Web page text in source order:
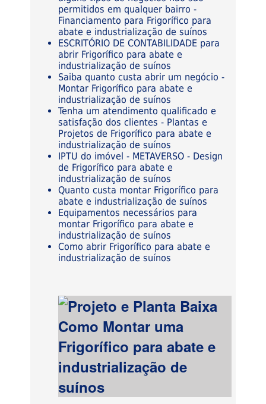
permitidos em qualquer bairro -
Financiamento para Frigorífico para
abate e industrialização de suínos
ESCRITÓRIO DE CONTABILIDADE para
abrir Frigorífico para abate e
industrialização de suínos
Saiba quanto custa abrir um negócio -
Montar Frigorífico para abate e
industrialização de suínos
Tenha um atendimento qualificado e
satisfação dos clientes - Plantas e
Projetos de Frigorífico para abate e
industrialização de suínos
IPTU do imóvel - METAVERSO - Design
de Frigorífico para abate e
industrialização de suínos
Quanto custa montar Frigorífico para
abate e industrialização de suínos
Equipamentos necessários para
montar Frigorífico para abate e
industrialização de suínos
Como abrir Frigorífico para abate e
industrialização de suínos